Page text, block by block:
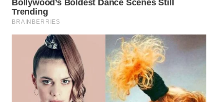
WN
INDRAMAYU
KUNINGAN
WN
MAJALENGKA